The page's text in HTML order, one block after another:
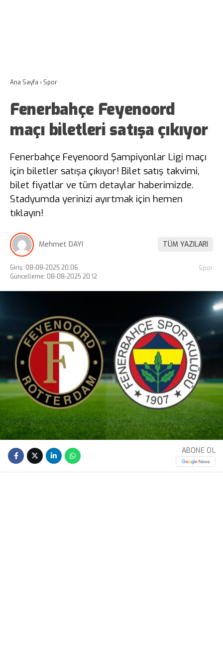
Ana Sayfa › Spor
Fenerbahçe Feyenoord
maçı biletleri satışa çıkıyor
Fenerbahçe Feyenoord Şampiyonlar Ligi maçı
için biletler satışa çıkıyor! Bilet satış takvimi,
bilet fiyatlar ve tüm detaylar haberimizde.
Stadyumda yerinizi ayırtmak için hemen
tıklayın!
Mehmet DAYI TÜM YAZILARI
Giriş: 08-08-2025 20:06
Güncelleme: 08-08-2025 20:12
Spor
ABONE OL